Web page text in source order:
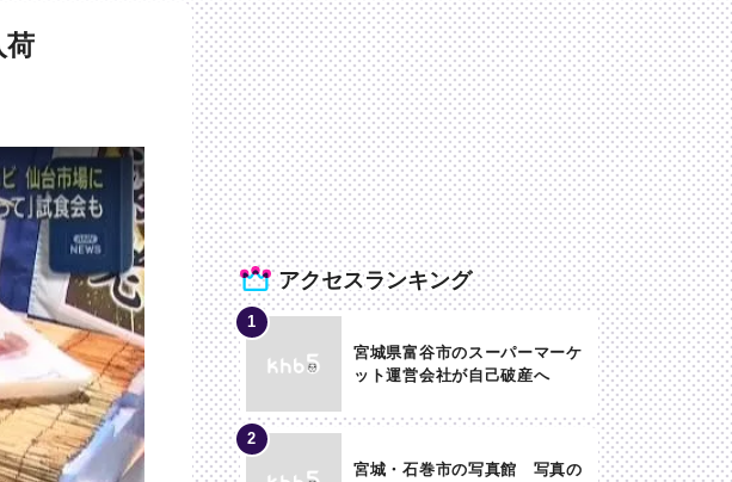
荷
アクセスランキング
宮城県富谷市のスーパーマーケ
ット運営会社が自己破産へ
宮城・石巻市の写真館 写真の